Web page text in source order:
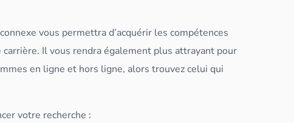
vous permettra d’acquérir les compétences
Il vous rendra également plus attrayant pour
en ligne et hors ligne, alors trouvez celui qui
votre recherche :